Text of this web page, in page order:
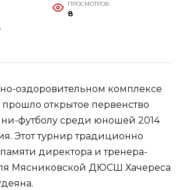
ПРОСМОТРОВ
8
оздоровительном комплексе
открытое первенство
футболу среди юношей 2014
Этот турнир традиционно
директора и тренера-
Мясниковской ДЮСШ Хачереса